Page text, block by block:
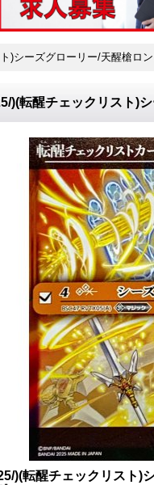
)シーズグローリー/天醒槍ロ
)(転醒チェックリスト)
)(転醒チェックリスト)